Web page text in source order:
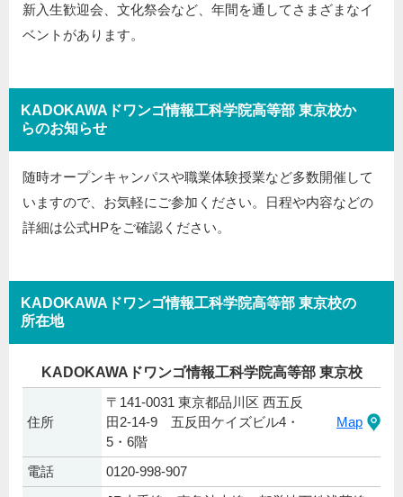
新入生歓迎会、文化祭会など、年間を通してさまざまなイ
ベントがあります。
KADOKAWAドワンゴ情報工科学院高等部 東京校か
らのお知らせ
随時オープンキャンパスや職業体験授業など多数開催して
いますので、お気軽にご参加ください。日程や内容などの
詳細は公式HPをご確認ください。
KADOKAWAドワンゴ情報工科学院高等部 東京校の
所在地
KADOKAWAドワンゴ情報工科学院高等部 東京校
住所
〒141-0031 東京都品川区 西五反
田2-14-9 五反田ケイズビル4・
5・6階
Map
電話
0120-998-907